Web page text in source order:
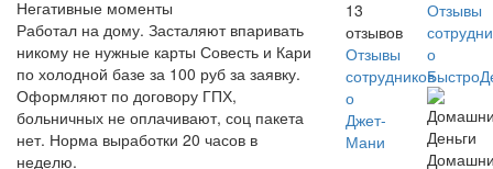
Негативные моменты
Работал на дому. Засталяют впаривать
никому не нужные карты Совесть и Кари
по холодной базе за 100 руб за заявку.
Оформляют по договору ГПХ,
больничных не оплачивают, соц пакета
нет. Норма выработки 20 часов в
неделю.
13
отзывов
Отзывы
сотрудников
о
Джет-
Мани
Отзывы
о